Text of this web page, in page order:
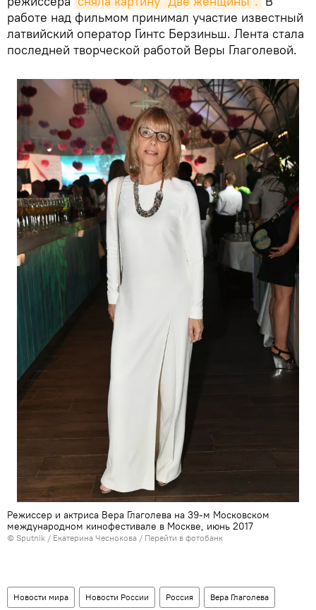
работе над фильмом принимал участие известный
латвийский оператор Гинтс Берзиньш. Лента стала
последней творческой работой Веры Глаголевой.
Режиссер и актриса Вера Глаголева на 39-м Московском
международном кинофестивале в Москве, июнь 2017
© Sputnik / Екатерина Чеснокова / Перейти в фотобанк
Новости мира Новости России Россия Вера Глаголева